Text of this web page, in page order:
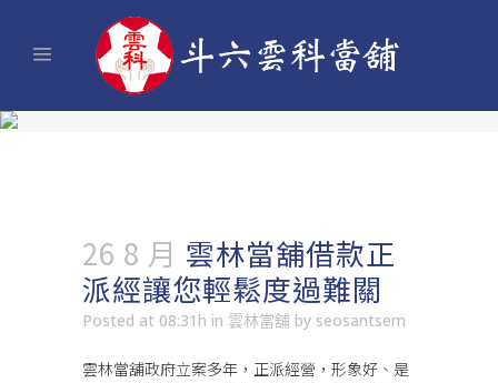
26 8 月 雲林當舖借款正
派經讓您輕鬆度過難關
Posted at 08:31h in 雲林當舖 by seosantsem
雲林當舖政府立案多年，正派經營，形象好、是